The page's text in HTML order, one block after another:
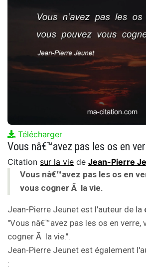
Télécharger
Citation sur la vie de Jean-Pierre
Vous nâ€™avez pas les os en
vous cogner Ã la vie.
Jean-Pierre Jeunet est l'auteur de la
"Vous nâ€™avez pas les os en verre,
cogner Ã la vie.".
Jean-Pierre Jeunet est également
: